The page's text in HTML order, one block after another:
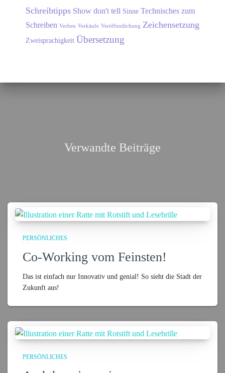
Schreibtipps Show don't tell Sinne Technisches zum
Schreiben Verben Verkäufe Veröffentlichung Zeichensetzung
Zweisprachigkeit Übersetzung
Verwandte Beiträge
PERSÖNLICHES
Co-Working vom Feinsten!
Das ist einfach nur Innovativ und genial! So sieht die Stadt der
Zukunft aus!
PERSÖNLICHES